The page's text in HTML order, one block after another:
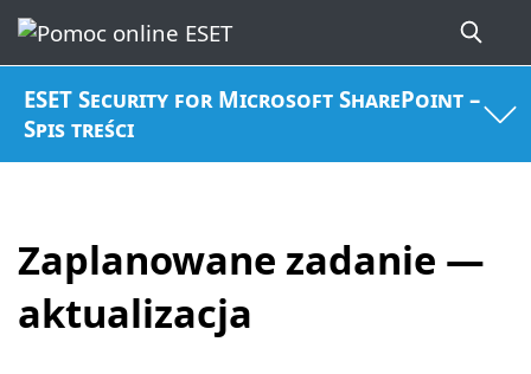
ESET Security for Microsoft SharePoint –
Spis treści
Zaplanowane zadanie —
aktualizacja